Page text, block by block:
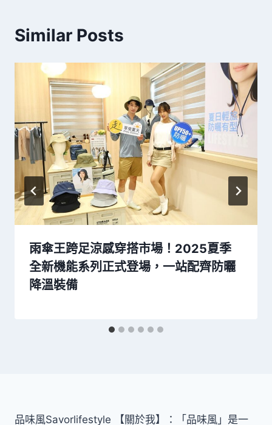
Similar Posts
雨傘王跨足涼感穿搭市場！2025夏季
全新機能系列正式登場，一站配齊防曬
降溫裝備
品味風Savorlifestyle 【關於我】：「品味風」是一